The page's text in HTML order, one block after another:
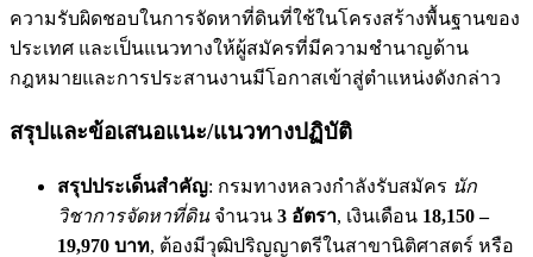
ความรับผิดชอบในการจัดหาที่ดินที่ใช้ในโครงสร้างพื้นฐานของ
ประเทศ และเป็นแนวทางให้ผู้สมัครที่มีความชำนาญด้าน
กฎหมายและการประสานงานมีโอกาสเข้าสู่ตำแหน่งดังกล่าว
สรุปและข้อเสนอแนะ/แนวทางปฏิบัติ
สรุปประเด็นสำคัญ: กรมทางหลวงกำลังรับสมัคร นัก
วิชาการจัดหาที่ดิน จำนวน 3 อัตรา, เงินเดือน 18,150 –
19,970 บาท, ต้องมีวุฒิปริญญาตรีในสาขานิติศาสตร์ หรือ